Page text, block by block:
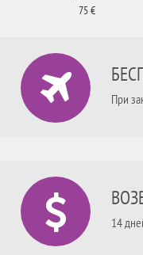
75 €
При
14